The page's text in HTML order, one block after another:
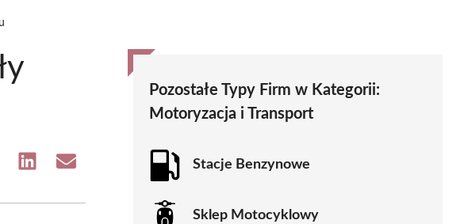
Share Share
Pozostałe Typy Firm w Kategorii:
Motoryzacja i Transport
Stacje Benzynowe
Sklep Motocyklowy